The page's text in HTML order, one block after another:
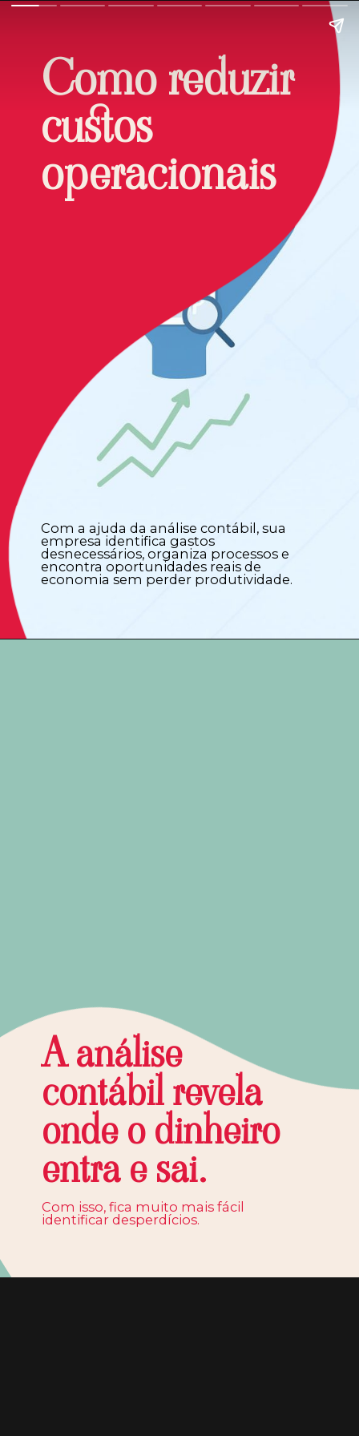
Com a ajuda da análise contábil, sua
empresa identifica gastos
desnecessários, organiza processos e
encontra oportunidades reais de
economia sem perder produtividade.
Como reduzir
custos
operacionais
A análise
contábil revela
onde o dinheiro
entra e sai.
Com isso, fica muito mais fácil
identificar desperdícios.